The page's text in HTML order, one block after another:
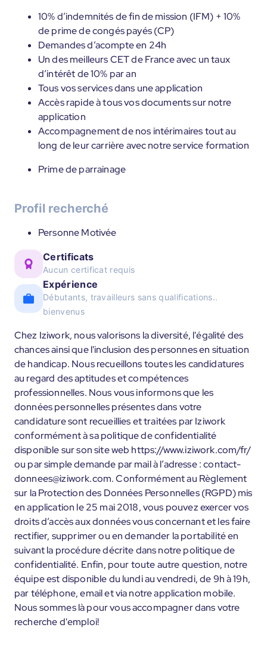
10% d’indemnités de fin de mission (IFM) + 10%
de prime de congés payés (CP)
Demandes d’acompte en 24h
Un des meilleurs CET de France avec un taux
d’intérêt de 10% par an
Tous vos services dans une application
Accès rapide à tous vos documents sur notre
application
Accompagnement de nos intérimaires tout au
long de leur carrière avec notre service formation
Prime de parrainage
Profil recherché
Personne Motivée
Certificats
Aucun certificat requis
Expérience
Débutants, travailleurs sans qualifications..
bienvenus
Chez Iziwork, nous valorisons la diversité, l'égalité des
chances ainsi que l'inclusion des personnes en situation
de handicap. Nous recueillons toutes les candidatures
au regard des aptitudes et compétences
professionnelles. Nous vous informons que les
données personnelles présentes dans votre
candidature sont recueillies et traitées par Iziwork
conformément à sa politique de confidentialité
disponible sur son site web https://www.iziwork.com/fr/
ou par simple demande par mail à l’adresse : contact-
donnees@iziwork.com. Conformément au Règlement
sur la Protection des Données Personnelles (RGPD) mis
en application le 25 mai 2018, vous pouvez exercer vos
droits d’accès aux données vous concernant et les faire
rectifier, supprimer ou en demander la portabilité en
suivant la procédure décrite dans notre politique de
confidentialité. Enfin, pour toute autre question, notre
équipe est disponible du lundi au vendredi, de 9h à 19h,
par téléphone, email et via notre application mobile.
Nous sommes là pour vous accompagner dans votre
recherche d'emploi!